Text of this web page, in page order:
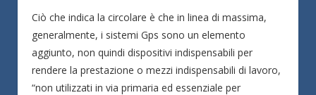
Ciò che indica la circolare è che in linea di massima,
generalmente, i sistemi Gps sono un elemento
aggiunto, non quindi dispositivi indispensabili per
rendere la prestazione o mezzi indispensabili di lavoro,
“non utilizzati in via primaria ed essenziale per